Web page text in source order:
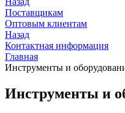
Поставщикам
Оптовым клиентам
Назад
Контактная информация
Главная
Инструменты и
Инструменты и